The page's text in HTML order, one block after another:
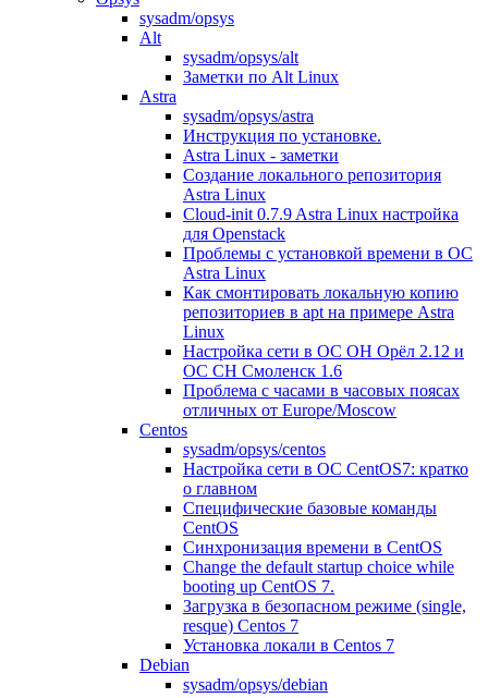
sysadm/opsys
Alt
sysadm/opsys/alt
Заметки по Alt Linux
Astra
sysadm/opsys/astra
Инструкция по установке.
Astra Linux - заметки
Создание локального репозитория
Astra Linux
Cloud-init 0.7.9 Astra Linux настройка
для Openstack
Проблемы с установкой времени в ОС
Astra Linux
Как смонтировать локальную копию
репозиториев в apt на примере Astra
Linux
Настройка сети в ОС ОН Орёл 2.12 и
ОС СН Смоленск 1.6
Проблема с часами в часовых поясах
отличных от Europe/Moscow
Centos
sysadm/opsys/centos
Настройка сети в ОС CentOS7: кратко
о главном
Специфические базовые команды
CentOS
Синхронизация времени в CentOS
Change the default startup choice while
booting up CentOS 7.
Загрузка в безопасном режиме (single,
resque) Centos 7
Установка локали в Centos 7
Debian
sysadm/opsys/debian